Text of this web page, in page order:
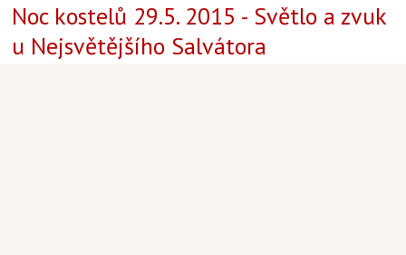
Noc kostelů 29.5. 2015 - Světlo a zvuk
u Nejsvětějšího Salvátora